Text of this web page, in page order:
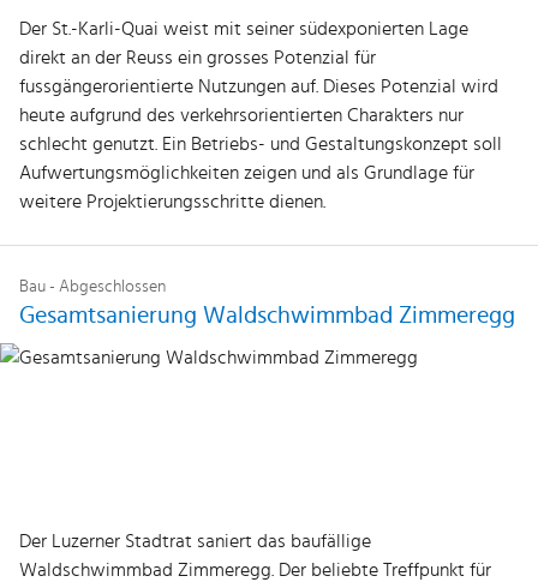
Der St.-Karli-Quai weist mit seiner südexponierten Lage
direkt an der Reuss ein grosses Potenzial für
fussgängerorientierte Nutzungen auf. Dieses Potenzial wird
heute aufgrund des verkehrsorientierten Charakters nur
schlecht genutzt. Ein Betriebs- und Gestaltungskonzept soll
Aufwertungsmöglichkeiten zeigen und als Grundlage für
weitere Projektierungsschritte dienen.
Bau - Abgeschlossen
Gesamtsanierung Waldschwimmbad Zimmeregg
Der Luzerner Stadtrat saniert das baufällige
Waldschwimmbad Zimmeregg. Der beliebte Treffpunkt für